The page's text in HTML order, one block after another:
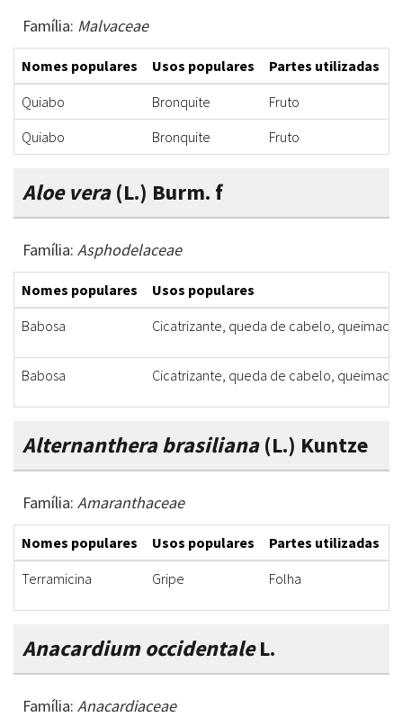
Família: Malvaceae
Nomes populares Usos populares Partes utilizadas
Quiabo
Bronquite Fruto
Quiabo
Bronquite Fruto
Aloe vera(L.) Burm. f
Família: Asphodelaceae
Nomes populares
Usos populares
Babosa
Cicatrizante, queda de cabelo,
Babosa Cicatrizante, queda de cabelo,
Alternanthera brasiliana(L.) Kuntze
Família: Amaranthaceae
Nomes populares Usos populares Partes utilizadas
Terramicina
Gripe Folha
Anacardium occidentaleL.
Família: Anacardiaceae